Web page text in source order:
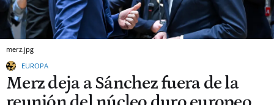
merz.jpg
EUROPA
Merz deja a Sánchez fuera de la